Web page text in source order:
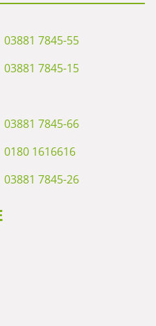
03881 7845-55
03881 7845-15
03881 7845-66
0180 1616616
03881 7845-26